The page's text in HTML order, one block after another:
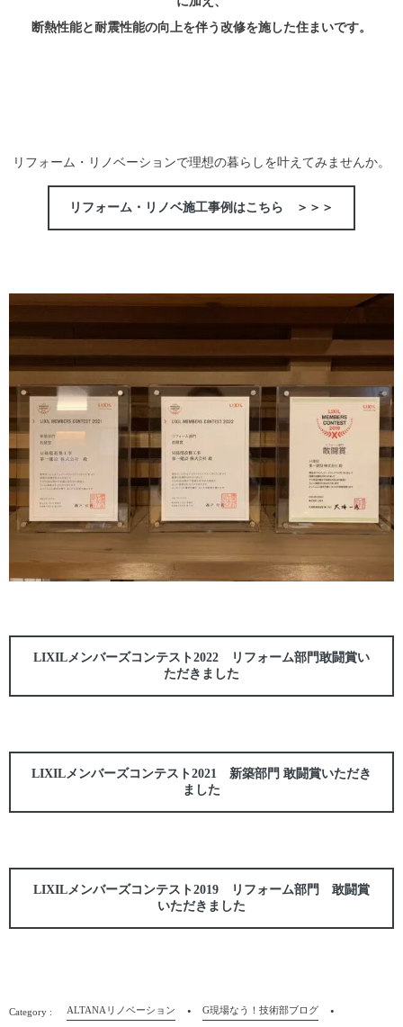
断熱性能と耐震性能の向上を伴う改修を施した住まいです。
リフォーム・リノベーションで理想の暮らしを叶えてみませんか。
リフォーム・リノベ施工事例はこちら ＞＞＞
LIXILメンバーズコンテスト2022 リフォーム部門敢闘賞い
ただきました
LIXILメンバーズコンテスト2021 新築部門 敢闘賞いただき
ました
LIXILメンバーズコンテスト2019 リフォーム部門 敢闘賞
いただきました
ALTANAリノベーション G現場なう！技術部ブログ